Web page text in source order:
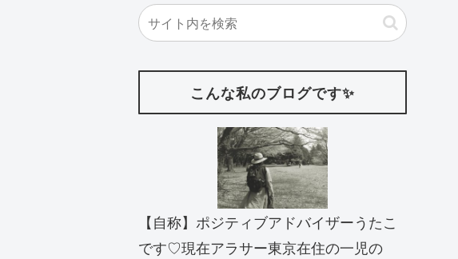
こんな私のブログです✨
【自称】ポジティブアドバイザーうたこ
です♡現在アラサー東京在住の一児の